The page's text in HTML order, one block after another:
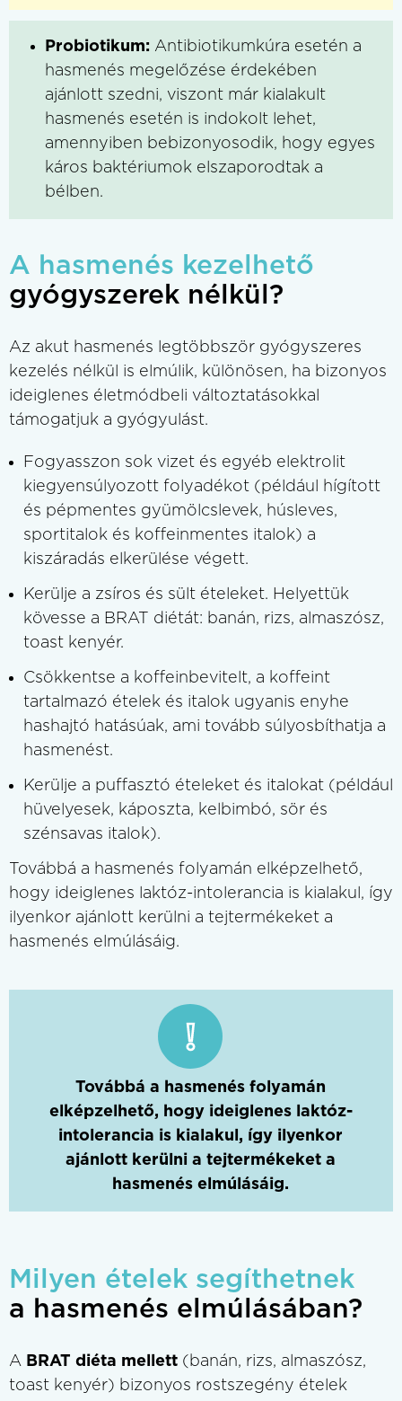
Probiotikum: Antibiotikumkúra esetén a
hasmenés megelőzése érdekében
ajánlott szedni, viszont már kialakult
hasmenés esetén is indokolt lehet,
amennyiben bebizonyosodik, hogy egyes
káros baktériumok elszaporodtak a
bélben.
A hasmenés kezelhető
gyógyszerek nélkül?
Az akut hasmenés legtöbbször gyógyszeres
kezelés nélkül is elmúlik, különösen, ha bizonyos
ideiglenes életmódbeli változtatásokkal
támogatjuk a gyógyulást.
Fogyasszon sok vizet és egyéb elektrolit
kiegyensúlyozott folyadékot (például hígított
és pépmentes gyümölcslevek, húsleves,
sportitalok és koffeinmentes italok) a
kiszáradás elkerülése végett.
Kerülje a zsíros és sült ételeket. Helyettük
kövesse a BRAT diétát: banán, rizs, almaszósz,
toast kenyér.
Csökkentse a koffeinbevitelt, a koffeint
tartalmazó ételek és italok ugyanis enyhe
hashajtó hatásúak, ami tovább súlyosbíthatja a
hasmenést.
Kerülje a puffasztó ételeket és italokat (például
hüvelyesek, káposzta, kelbimbó, sör és
szénsavas italok).
Továbbá a hasmenés folyamán elképzelhető,
hogy ideiglenes laktóz-intolerancia is kialakul, így
ilyenkor ajánlott kerülni a tejtermékeket a
hasmenés elmúlásáig.
Továbbá a hasmenés folyamán
elképzelhető, hogy ideiglenes laktóz-
intolerancia is kialakul, így ilyenkor
ajánlott kerülni a tejtermékeket a
hasmenés elmúlásáig.
Milyen ételek segíthetnek
a hasmenés elmúlásában?
A BRAT diéta mellett (banán, rizs, almaszósz,
toast kenyér) bizonyos rostszegény ételek